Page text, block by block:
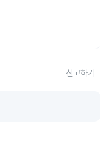
신고하기